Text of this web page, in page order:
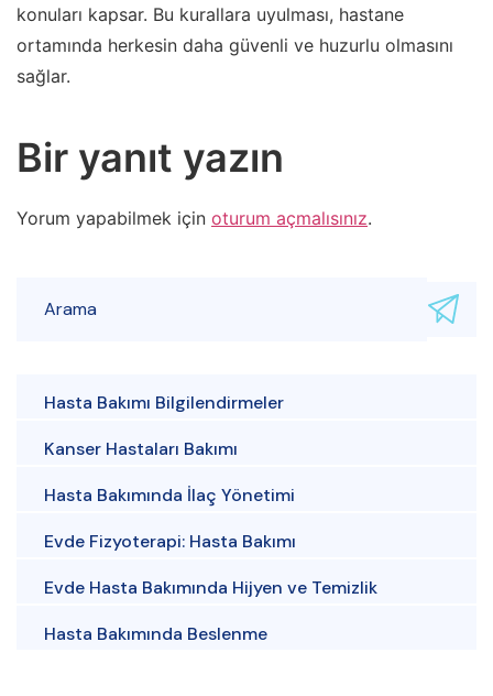
konuları kapsar. Bu kurallara uyulması, hastane
ortamında herkesin daha güvenli ve huzurlu olmasını
sağlar.
Bir yanıt yazın
Yorum yapabilmek için oturum açmalısınız.
Hasta Bakımı Bilgilendirmeler
Kanser Hastaları Bakımı
Hasta Bakımında İlaç Yönetimi
Evde Fizyoterapi: Hasta Bakımı
Evde Hasta Bakımında Hijyen ve Temizlik
Hasta Bakımında Beslenme